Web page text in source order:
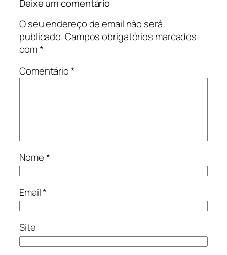
Deixe um comentário
O seu endereço de email não será
publicado.Campos obrigatórios marcados
com*
Comentário*
Nome*
Email*
Site